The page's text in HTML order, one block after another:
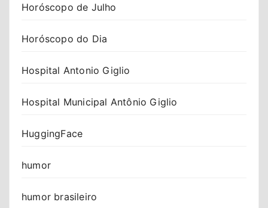
Horóscopo de Julho
Horóscopo do Dia
Hospital Antonio Giglio
Hospital Municipal Antônio Giglio
HuggingFace
humor
humor brasileiro